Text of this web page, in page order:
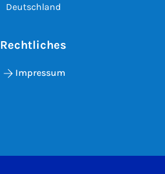
Deutschland
Rechtliches
Impressum